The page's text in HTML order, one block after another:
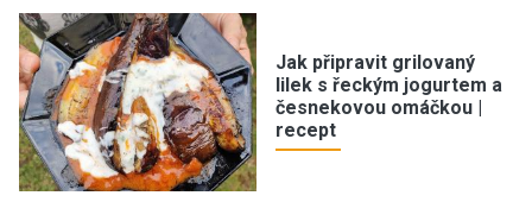
Jak připravit grilovaný
lilek s řeckým jogurtem a
česnekovou omáčkou |
recept